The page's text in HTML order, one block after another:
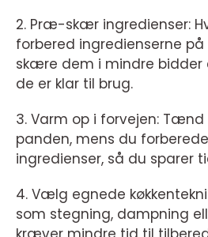
2. Præ-skær ingredienser:
forbered ingredienserne
skære dem i mindre bidder
de er klar til brug.
3. Varm op i forvejen:
panden, mens du
ingredienser, så du sparer
4. Vælg egnede
som stegning, dampning